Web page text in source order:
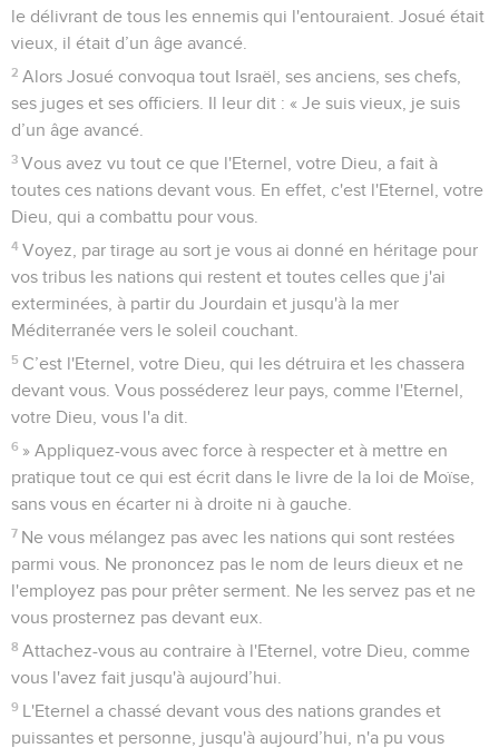
le délivrant de tous les ennemis qui l'entouraient. Josué était
vieux, il était d’un âge avancé.
2 Alors Josué convoqua tout Israël, ses anciens, ses chefs,
ses juges et ses officiers. Il leur dit : « Je suis vieux, je suis
d’un âge avancé.
3 Vous avez vu tout ce que l'Eternel, votre Dieu, a fait à
toutes ces nations devant vous. En effet, c'est l'Eternel, votre
Dieu, qui a combattu pour vous.
4 Voyez, par tirage au sort je vous ai donné en héritage pour
vos tribus les nations qui restent et toutes celles que j'ai
exterminées, à partir du Jourdain et jusqu'à la mer
Méditerranée vers le soleil couchant.
5 C’est l'Eternel, votre Dieu, qui les détruira et les chassera
devant vous. Vous posséderez leur pays, comme l'Eternel,
votre Dieu, vous l'a dit.
6 » Appliquez-vous avec force à respecter et à mettre en
pratique tout ce qui est écrit dans le livre de la loi de Moïse,
sans vous en écarter ni à droite ni à gauche.
7 Ne vous mélangez pas avec les nations qui sont restées
parmi vous. Ne prononcez pas le nom de leurs dieux et ne
l'employez pas pour prêter serment. Ne les servez pas et ne
vous prosternez pas devant eux.
8 Attachez-vous au contraire à l'Eternel, votre Dieu, comme
vous l'avez fait jusqu'à aujourd’hui.
9 L'Eternel a chassé devant vous des nations grandes et
puissantes et personne, jusqu'à aujourd’hui, n'a pu vous